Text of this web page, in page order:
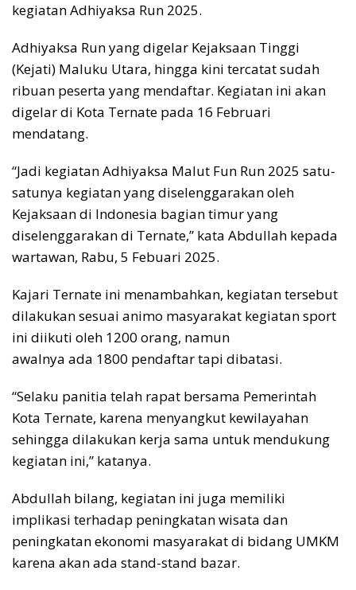
kegiatan Adhiyaksa Run 2025.
Adhiyaksa Run yang digelar Kejaksaan Tinggi
(Kejati) Maluku Utara, hingga kini tercatat sudah
ribuan peserta yang mendaftar. Kegiatan ini akan
digelar di Kota Ternate pada 16 Februari
mendatang.
“Jadi kegiatan Adhiyaksa Malut Fun Run 2025 satu-
satunya kegiatan yang diselenggarakan oleh
Kejaksaan di Indonesia bagian timur yang
diselenggarakan di Ternate,” kata Abdullah kepada
wartawan, Rabu, 5 Febuari 2025.
Kajari Ternate ini menambahkan, kegiatan tersebut
dilakukan sesuai animo masyarakat kegiatan sport
ini diikuti oleh 1200 orang, namun
awalnya ada 1800 pendaftar tapi dibatasi.
“Selaku panitia telah rapat bersama Pemerintah
Kota Ternate, karena menyangkut kewilayahan
sehingga dilakukan kerja sama untuk mendukung
kegiatan ini,” katanya.
Abdullah bilang, kegiatan ini juga memiliki
implikasi terhadap peningkatan wisata dan
peningkatan ekonomi masyarakat di bidang UMKM
karena akan ada stand-stand bazar.